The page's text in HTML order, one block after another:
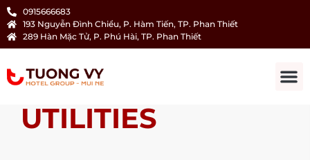
0915666683
193 Nguyễn Đình Chiểu, P. Hàm Tiến, TP. Phan Thiết
289 Hàn Mặc Tử, P. Phú Hài, TP. Phan Thiết
UTILITIES